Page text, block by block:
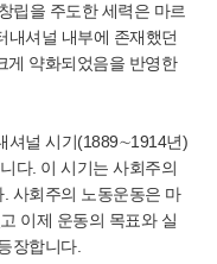
립을 주도한 세력은 마르
내셔널 내부에 존재했던
게 약화되었음을 반영한
셔널 시기(1889∼1914년)
다. 이 시기는 사회주의
사회주의 노동운동은 마
이제 운동의 목표와 실
장합니다.